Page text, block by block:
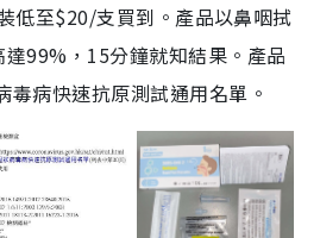
低至$20/支買到。產品以鼻咽拭
99%，15分鐘就知結果。產品
毒病快速抗原測試通用名單。